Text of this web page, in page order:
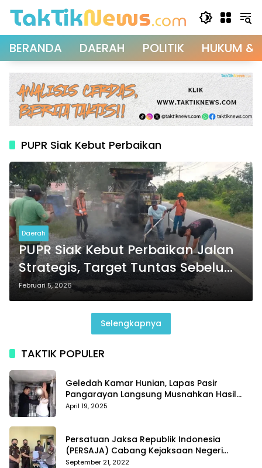
BERANDA DAERAH POLITIK HUKUM &
PUPR Siak Kebut Perbaikan
Daerah
PUPR Siak Kebut Perbaikan Jalan
Strategis, Target Tuntas Sebelum
Lebaran
Februari 5, 2026
Selengkapnya
TAKTIK POPULER
Geledah Kamar Hunian, Lapas Pasir
Pangarayan Langsung Musnahkan Hasil
Temuan
April 19, 2025
Persatuan Jaksa Republik Indonesia
(PERSAJA) Cabang Kejaksaan Negeri
Tanggamus resmi melaporkan Alvin Lim ke
September 21, 2022